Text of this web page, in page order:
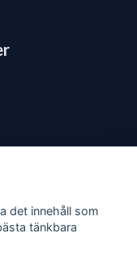
det innehåll som
tänkbara